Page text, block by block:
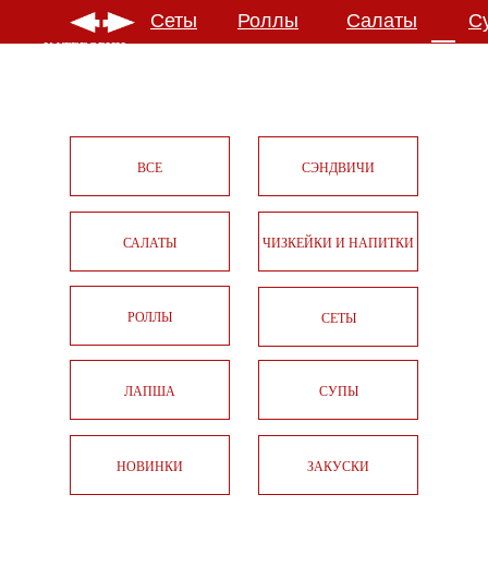
Сеты Роллы Салаты
ВСЕ
СЕТЫ
РОЛЛЫ
САЛАТЫ
СУПЫ
СЭНДВИЧИ
ЛАПША
ЗАКУСКИ
ЧИЗКЕЙКИ И НАПИТКИ
НОВИНКИ
КАТЕГОРИИ